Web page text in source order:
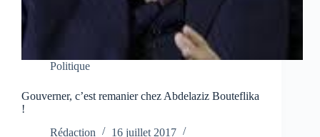
Politique
Gouverner, c’est remanier chez Abdelaziz Bouteflika
!
Rédaction
16 juillet 2017